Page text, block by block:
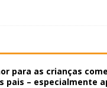
para as crianças
pais – especialmente